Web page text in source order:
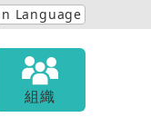
Language
組織